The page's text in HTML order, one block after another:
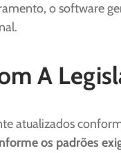
o software
A
atualizados
os padrões